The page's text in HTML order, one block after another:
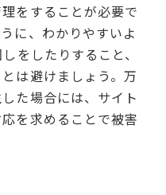
をすることが必要で
に、わかりやすいよ
をしたりすること、
は避けましょう。万
た場合には、サイト
を求めることで被害